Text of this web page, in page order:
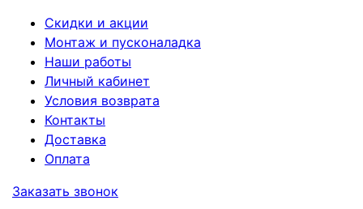
Скидки и акции
Монтаж и пусконаладка
Наши работы
Личный кабинет
Условия возврата
Контакты
Доставка
Оплата
Заказать звонок